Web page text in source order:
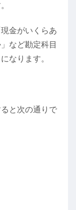
金がいくらあ
など勘定科目
なります。
と次の通りで